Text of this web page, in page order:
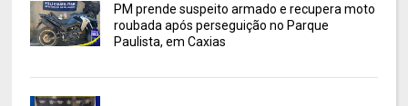
PM prende suspeito armado e recupera moto
roubada após perseguição no Parque
Paulista, em Caxias